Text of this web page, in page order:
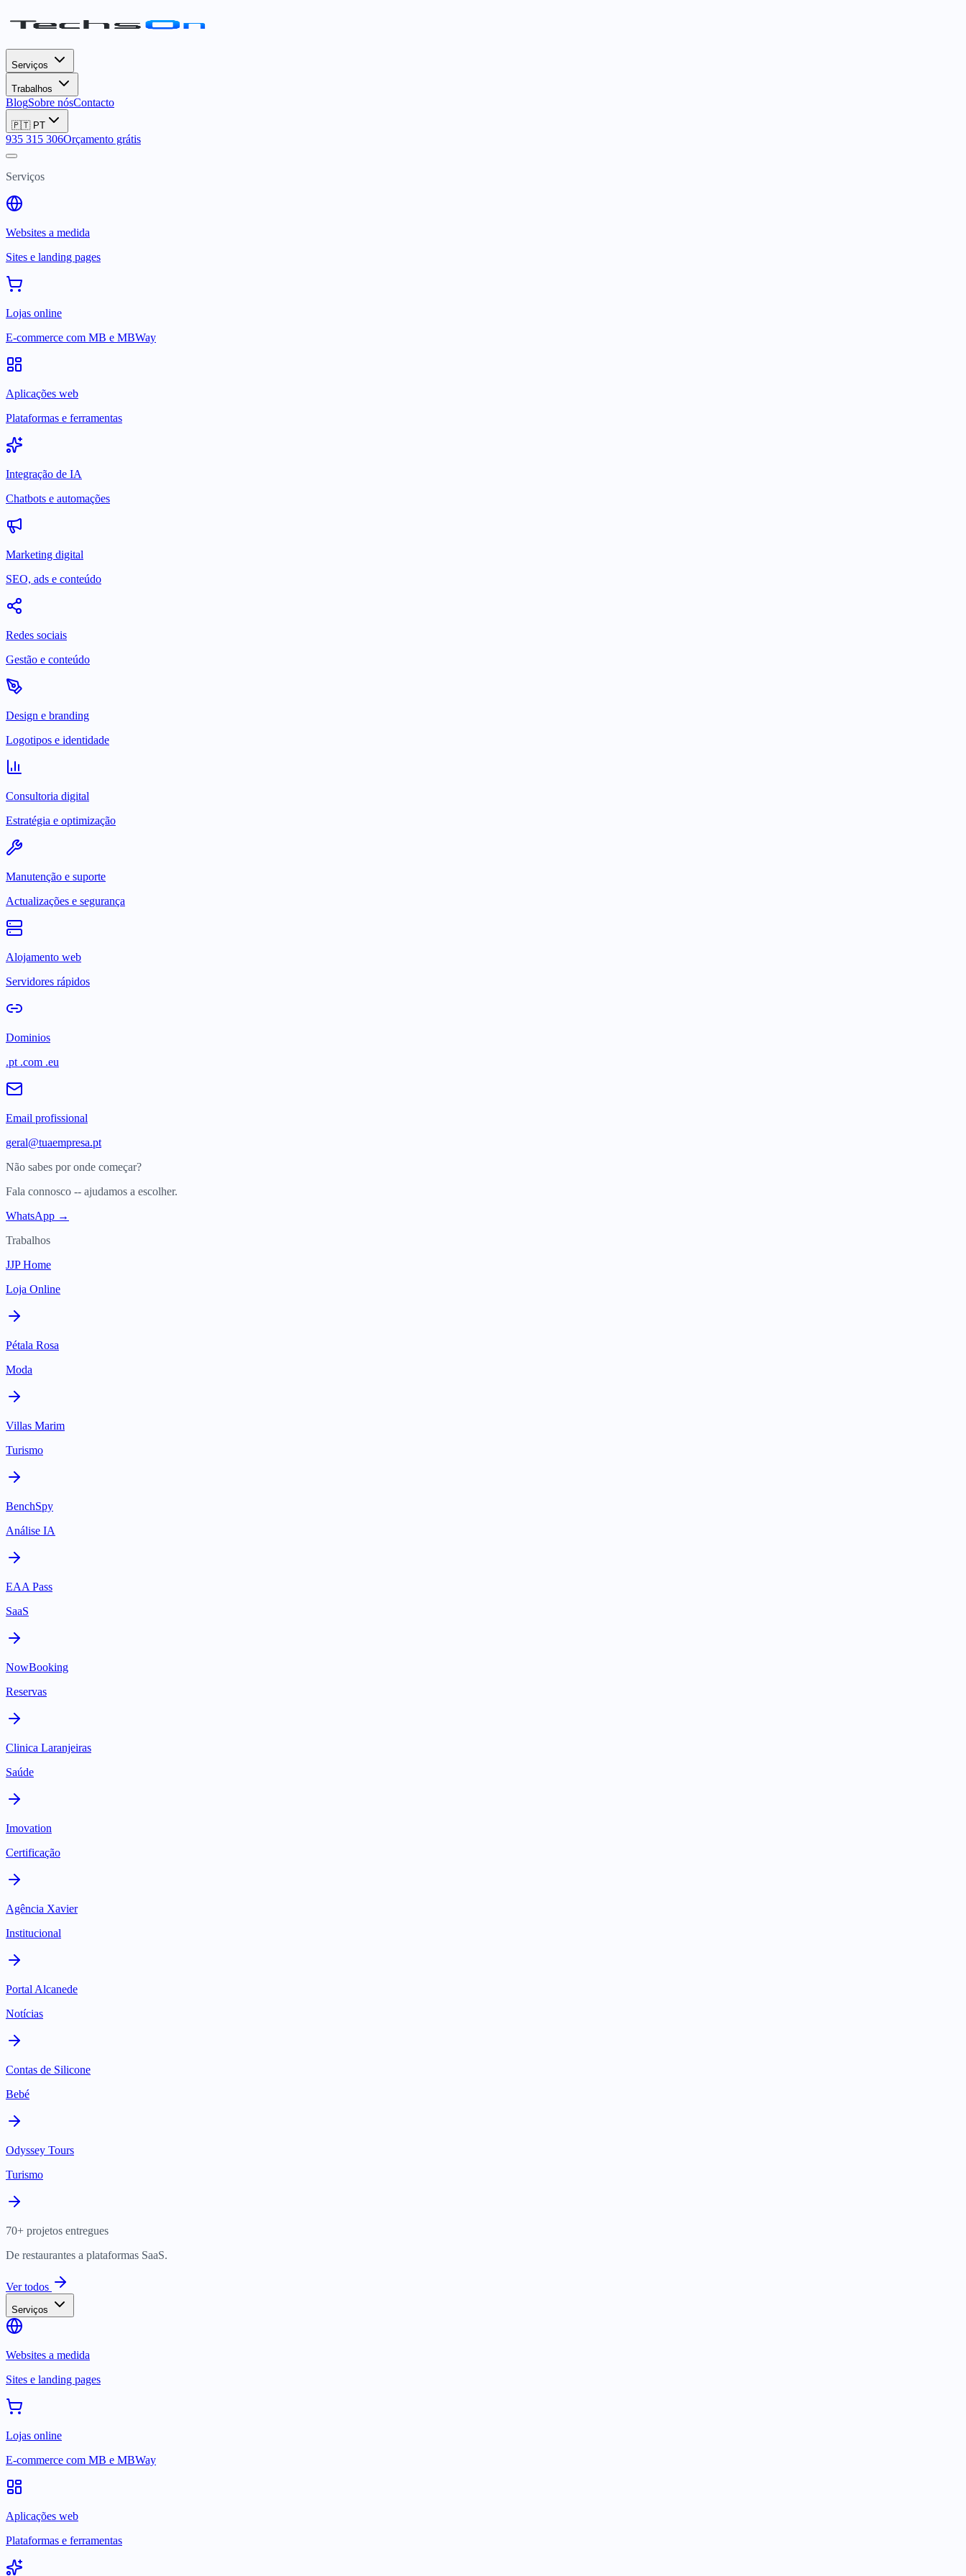
Serviços
Trabalhos
BlogSobre nósContacto
🇵🇹 PT
935 315 306Orçamento grátis
Serviços
Websites a medida
Sites e landing pages
Lojas online
E-commerce com MB e MBWay
Aplicações web
Plataformas e ferramentas
Integração de IA
Chatbots e automações
Marketing digital
SEO, ads e conteúdo
Redes sociais
Gestão e conteúdo
Design e branding
Logotipos e identidade
Consultoria digital
Estratégia e optimização
Manutenção e suporte
Actualizações e segurança
Alojamento web
Servidores rápidos
Dominios
.pt .com .eu
Email profissional
geral@tuaempresa.pt
Não sabes por onde começar?
Fala connosco -- ajudamos a escolher.
WhatsApp →
Trabalhos
JJP Home
Loja Online
Pétala Rosa
Moda
Villas Marim
Turismo
BenchSpy
Análise IA
EAA Pass
SaaS
NowBooking
Reservas
Clinica Laranjeiras
Saúde
Imovation
Certificação
Agência Xavier
Institucional
Portal Alcanede
Notícias
Contas de Silicone
Bebé
Odyssey Tours
Turismo
70+ projetos entregues
De restaurantes a plataformas SaaS.
Ver todos
Serviços
Websites a medida
Sites e landing pages
Lojas online
E-commerce com MB e MBWay
Aplicações web
Plataformas e ferramentas